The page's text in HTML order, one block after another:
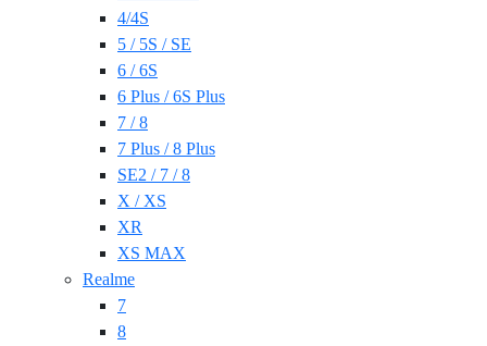
4/4S
5 / 5S / SE
6 / 6S
6 Plus / 6S Plus
7 / 8
7 Plus / 8 Plus
SE2 / 7 / 8
X / XS
XR
XS MAX
Realme
7
8